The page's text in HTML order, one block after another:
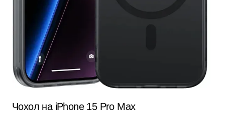
Чохол на iPhone 15 Pro Max